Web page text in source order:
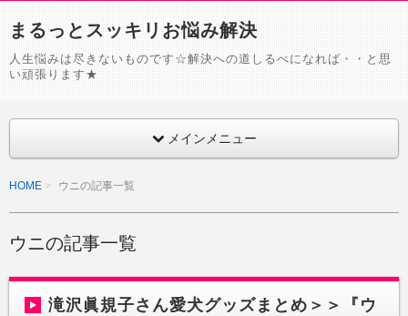
まるっとスッキリお悩み解決
人生悩みは尽きないものです☆解決への道しるべになれば・・と思
い頑張ります★
メインメニュー
HOME ウニの記事一覧
ウニの記事一覧
滝沢眞規子さん愛犬グッズまとめ＞＞『ウ